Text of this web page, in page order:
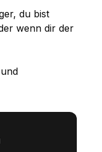
du bist
wenn dir der